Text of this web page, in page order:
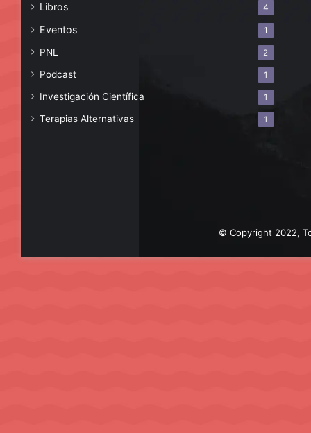
Libros 4
Eventos 1
PNL 2
Podcast 1
Investigación Científica 1
Terapias Alternativas 1
© Copyright 2022,